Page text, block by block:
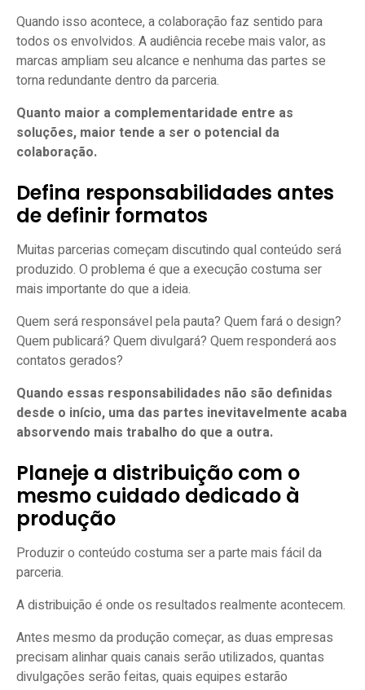
Quando isso acontece, a colaboração faz sentido para
todos os envolvidos. A audiência recebe mais valor, as
marcas ampliam seu alcance e nenhuma das partes se
torna redundante dentro da parceria.
Quanto maior a complementaridade entre as
soluções, maior tende a ser o potencial da
colaboração.
Defina responsabilidades antes
de definir formatos
Muitas parcerias começam discutindo qual conteúdo será
produzido. O problema é que a execução costuma ser
mais importante do que a ideia.
Quem será responsável pela pauta? Quem fará o design?
Quem publicará? Quem divulgará? Quem responderá aos
contatos gerados?
Quando essas responsabilidades não são definidas
desde o início, uma das partes inevitavelmente acaba
absorvendo mais trabalho do que a outra.
Planeje a distribuição com o
mesmo cuidado dedicado à
produção
Produzir o conteúdo costuma ser a parte mais fácil da
parceria.
A distribuição é onde os resultados realmente acontecem.
Antes mesmo da produção começar, as duas empresas
precisam alinhar quais canais serão utilizados, quantas
divulgações serão feitas, quais equipes estarão